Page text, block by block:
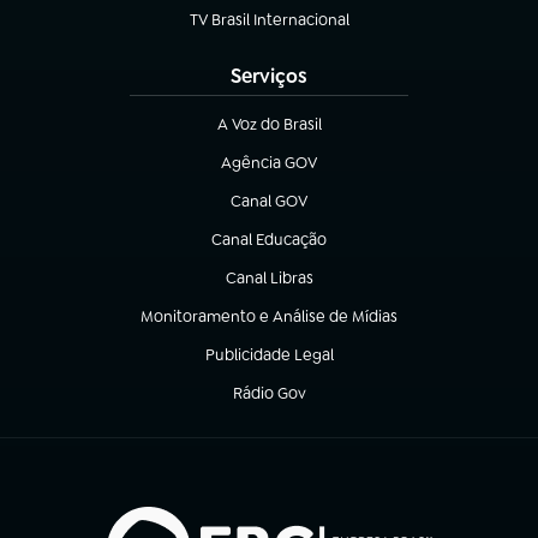
TV Brasil Internacional
(abre em nova aba)
Serviços
A Voz do Brasil
(abre em nova aba)
Agência GOV
(abre em nova aba)
Canal GOV
(abre em nova aba)
Canal Educação
(abre em nova aba)
Canal Libras
(abre em nova aba)
Monitoramento e Análise de Mídias
(abre em nova aba)
Publicidade Legal
(abre em nova aba)
Rádio Gov
(abre em nova aba)